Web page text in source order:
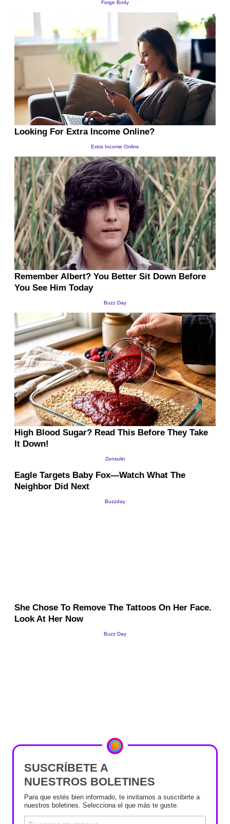
SUSCRÍBETE A
NUESTROS BOLETINES
Para que estés bien informado, te invitamos a suscribirte a
nuestros boletines. Selecciona el que más te guste.